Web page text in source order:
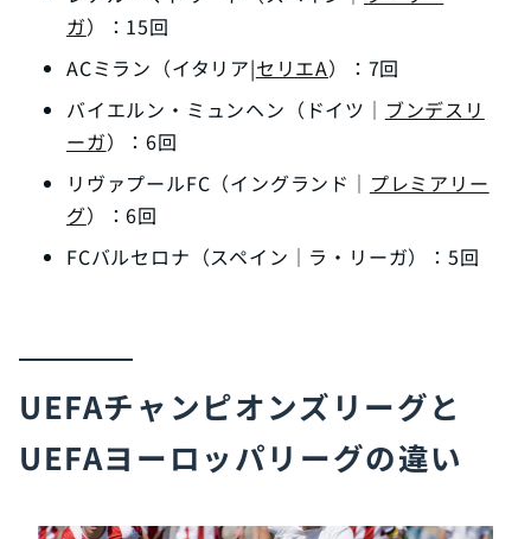
ガ）：15回
ACミラン（イタリア|セリエA）：7回
バイエルン・ミュンヘン（ドイツ｜ ブンデスリ
ーガ）：6回
リヴァプールFC（イングランド｜ プレミアリー
グ）：6回
FCバルセロナ（スペイン｜ラ・リーガ）：5回
UEFAチャンピオンズリーグと
UEFAヨーロッパリーグの違い